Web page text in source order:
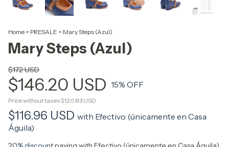
Home > PRESALE > Mary Steps (Azul)
Mary Steps (Azul)
$172 USD
$146.20 USD 15% OFF
Price without taxes $120.83 USD
$116.96 USD with Efectivo (únicamente en Casa
Águila)